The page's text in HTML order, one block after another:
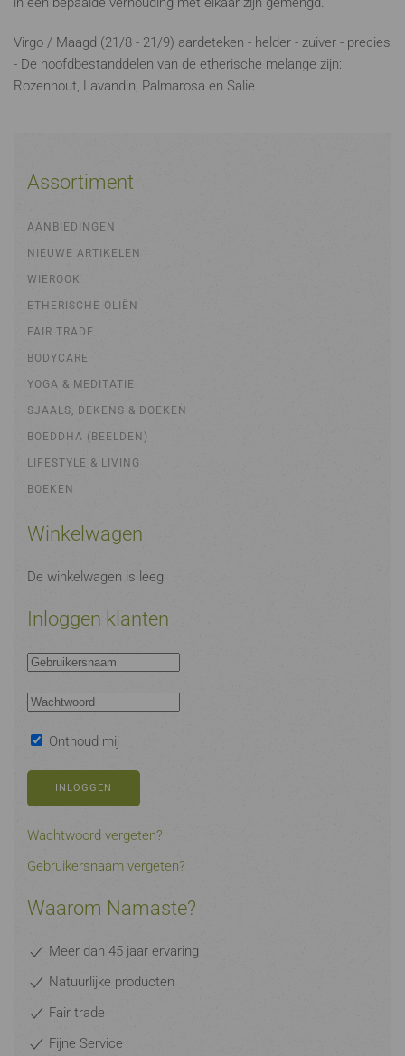
Virgo / Maagd (21/8 - 21/9) aardeteken - helder - zuiver - precies
- De hoofdbestanddelen van de etherische melange zijn:
Rozenhout, Lavandin, Palmarosa en Salie.
Assortiment
AANBIEDINGEN
NIEUWE ARTIKELEN
WIEROOK
ETHERISCHE OLIËN
FAIR TRADE
BODYCARE
YOGA & MEDITATIE
SJAALS, DEKENS & DOEKEN
BOEDDHA (BEELDEN)
LIFESTYLE & LIVING
BOEKEN
Winkelwagen
De winkelwagen is leeg
Inloggen klanten
Onthoud mij
INLOGGEN
Wachtwoord vergeten?
Gebruikersnaam vergeten?
Waarom Namaste?
Meer dan 45 jaar ervaring
Natuurlijke producten
Fair trade
Fijne Service